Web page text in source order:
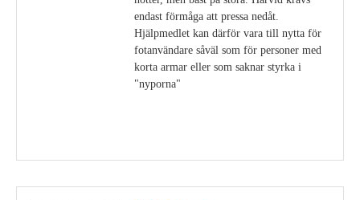
endast förmåga att pressa nedåt.
Hjälpmedlet kan därför vara till nytta för
fotanvändare såväl som för personer med
korta armar eller som saknar styrka i
"nyporna"